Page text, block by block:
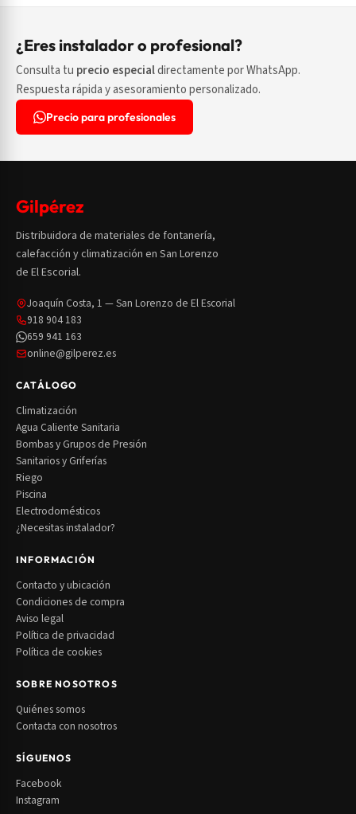
¿Eres instalador o profesional?
Consulta tu precio especialdirectamente por WhatsApp.
Respuesta rápida y asesoramiento personalizado.
Precio para profesionales
Gilpérez
Distribuidora de materiales de fontanería,
calefacción y climatización en San Lorenzo
de El Escorial.
Joaquín Costa, 1 — San Lorenzo de El Escorial
918 904 183
659 941 163
online@gilperez.es
CATÁLOGO
Climatización
Agua Caliente Sanitaria
Bombas y Grupos de Presión
Sanitarios y Griferías
Riego
Piscina
Electrodomésticos
¿Necesitas instalador?
INFORMACIÓN
Contacto y ubicación
Condiciones de compra
Aviso legal
Política de privacidad
Política de cookies
SOBRE NOSOTROS
Quiénes somos
Contacta con nosotros
SÍGUENOS
Facebook
Instagram